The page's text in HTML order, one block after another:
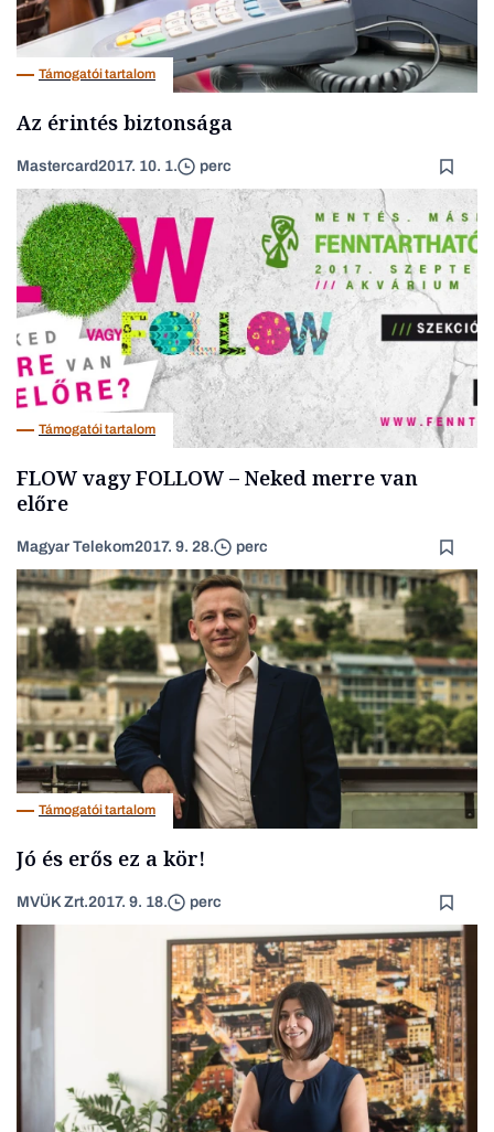
Támogatói tartalom
Az érintés biztonsága
Mastercard2017. 10. 1. perc
Támogatói tartalom
FLOW vagy FOLLOW – Neked merre van
előre
Magyar Telekom2017. 9. 28. perc
Támogatói tartalom
Jó és erős ez a kör!
MVÜK Zrt.2017. 9. 18. perc